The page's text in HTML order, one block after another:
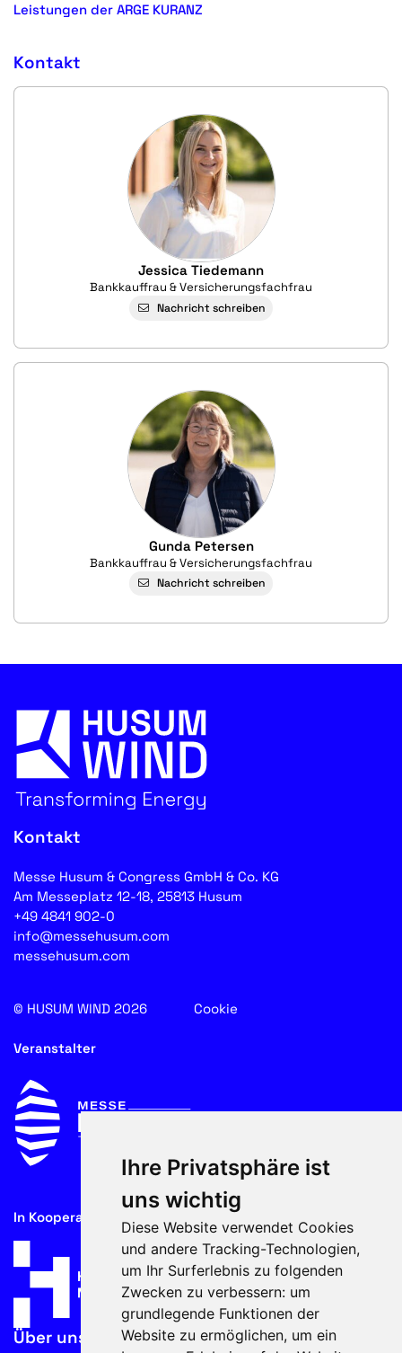
Ihre Privatsphäre ist
uns wichtig
Diese Website verwendet Cookies
und andere Tracking-Technologien,
um Ihr Surferlebnis zu folgenden
Zwecken zu verbessern: um
grundlegende Funktionen der
Website zu ermöglichen, um ein
Leistungen der ARGE KURANZ
Kontakt
Jessica Tiedemann
Bankkauffrau & Versicherungsfachfrau
Nachricht schreiben
Gunda Petersen
Bankkauffrau & Versicherungsfachfrau
Nachricht schreiben
Kontakt
Messe Husum & Congress GmbH & Co. KG
Am Messeplatz 12-18, 25813 Husum
+49 4841 902-0
info@messehusum.com
messehusum.com
© HUSUM WIND 2026 Cookie
Veranstalter
In Kooperation mit
Über uns